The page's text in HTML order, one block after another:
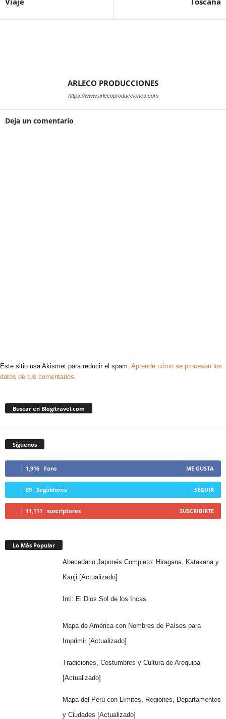
ARLECO PRODUCCIONES
https://www.arlecoproducciones.com
Deja un comentario
Este sitio usa Akismet para reducir el spam. Aprende cómo se procesan los
datos de tus comentarios.
Buscar en Blogitravel.com
Síguenos
1,916 Fans ME GUSTA
89 Seguidores SEGUIR
11,111 suscriptores SUSCRIBIRTE
Lo Más Popular
Abecedario Japonés Completo: Hiragana, Katakana y
Kanji [Actualizado]
Inti: El Dios Sol de los Incas
Mapa de América con Nombres de Países para
Imprimir [Actualizado]
Tradiciones, Costumbres y Cultura de Arequipa
[Actualizado]
Mapa del Perú con Límites, Regiones, Departamentos
y Ciudades [Actualizado]